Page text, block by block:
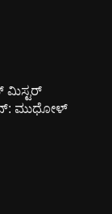
ಮಿಸ್ಟರ್
ಮುಧೋಳ್